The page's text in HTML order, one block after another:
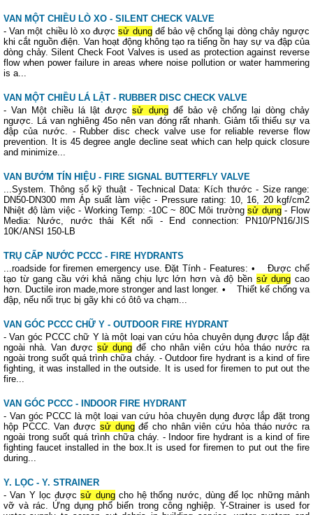
VAN MỘT CHIỀU LÒ XO - SILENT CHECK VALVE
- Van một chiều lò xo đượcsử dụngđể bảo vệ chống lại dòng chảy ngược
khi cắt nguồn điện. Van hoạt động không tạo ra tiếng ồn hay sự va đập của
dòng chảy. Silent Check Foot Valves is used as protection against reverse
flow when power failure in areas where noise pollution or water hammering
is a...
VAN MỘT CHIỀU LÁ LẬT - RUBBER DISC CHECK VALVE
- Van Một chiều lá lật đượcsử dụngđể bảo vệ chống lại dòng chảy
ngược. Lá van nghiêng 45o nên van đóng rất nhanh. Giảm tối thiểu sự va
đập của nước. - Rubber disc check valve use for reliable reverse flow
prevention. It is 45 degree angle decline seat which can help quick closure
and minimize...
VAN BƯỚM TÍN HIỆU - FIRE SIGNAL BUTTERFLY VALVE
...System. Thông số kỹ thuật - Technical Data: Kích thước - Size range:
DN50-DN300 mm Áp suất làm việc - Pressure rating: 10, 16, 20 kgf/cm2
Nhiệt độ làm việc - Working Temp: -10C ~ 80C Môi trườngsử dụng- Flow
Media: Nước, nước thải Kết nối - End connection: PN10/PN16/JIS
10K/ANSI 150-LB
TRỤ CẤP NƯỚC PCCC - FIRE HYDRANTS
...roadside for firemen emergency use. Đặt Tính - Features: • Được chế
tạo từ gang cầu với khả năng chịu lực lớn hơn và độ bền sử dụng cao
hơn. Ductile iron made,more stronger and last longer. • Thiết kế chống va
đập, nếu nối trục bị gãy khi có ôtô va chạm...
VAN GÓC PCCC CHỮ Y - OUTDOOR FIRE HYDRANT
- Van góc PCCC chữ Y là một loại van cứu hỏa chuyên dụng được lắp đặt
ngoài nhà. Van đượcsử dụng để cho nhân viên cứu hỏa tháo nước ra
ngoài trong suốt quá trình chữa cháy. - Outdoor fire hydrant is a kind of fire
fighting, it was installed in the outside. It is used for firemen to put out the
fire...
VAN GÓC PCCC - INDOOR FIRE HYDRANT
- Van góc PCCC là một loại van cứu hỏa chuyên dụng được lắp đặt trong
hộp PCCC. Van được sử dụngđể cho nhân viên cứu hỏa tháo nước ra
ngoài trong suốt quá trình chữa cháy. - Indoor fire hydrant is a kind of fire
fighting faucet installed in the box.It is used for firemen to put out the fire
during...
Y. LỌC - Y. STRAINER
- Van Y lọc đượcsử dụngcho hệ thống nước, dùng để lọc những mảnh
vỡ và rác. Ứng dụng phổ biến trong công nghiệp. Y-Strainer is used for